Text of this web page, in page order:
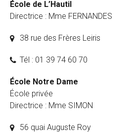
École de L’Hautil
Directrice : Mme FERNANDES
38 rue des Frères Leiris
Tél : 01 39 74 60 70
École Notre Dame
École privée
Directrice : Mme SIMON
56 quai Auguste Roy